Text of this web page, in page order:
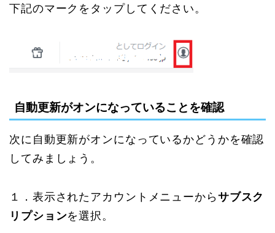
下記のマークをタップしてください。
自動更新がオンになっていることを確認
次に自動更新がオンになっているかどうかを確認
してみましょう。
１．表示されたアカウントメニューからサブスク
リプションを選択。